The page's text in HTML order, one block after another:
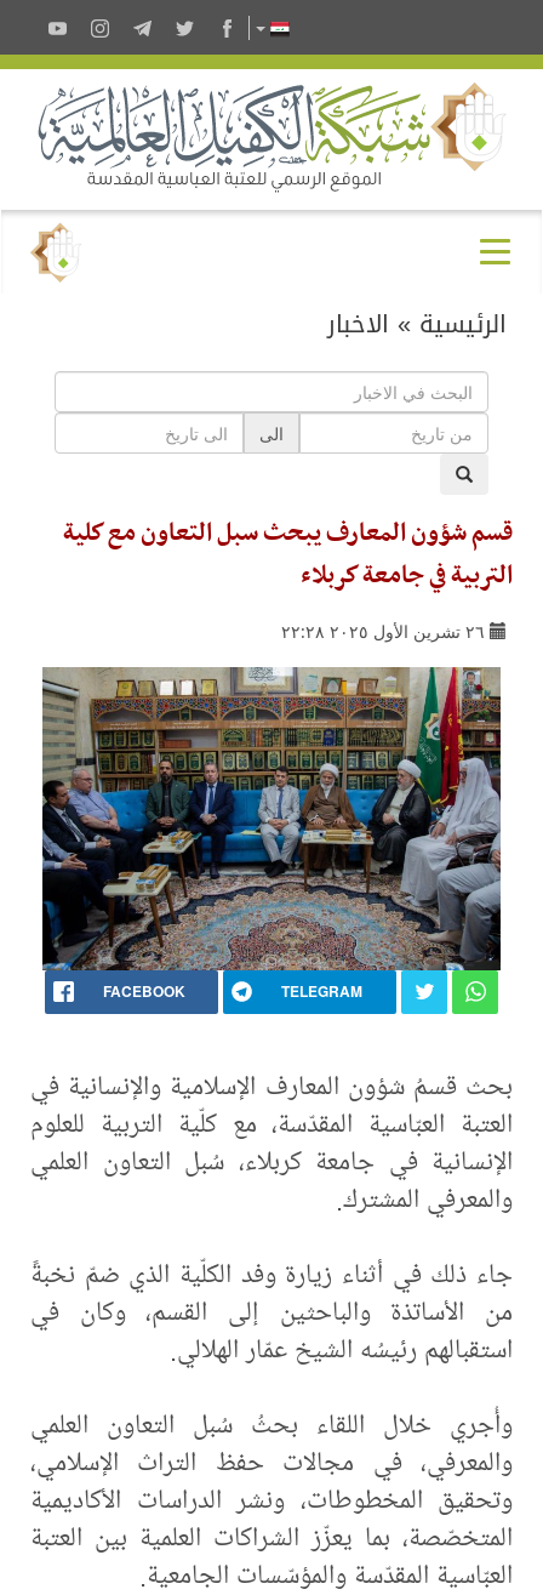
الرئيسية » الاخبار
الى
قسم شؤون المعارف يبحث سبل التعاون مع كلية
التربية في جامعة كربلاء
٢٦ تشرين الأول ٢٠٢٥ ٢٢:٢٨
FACEBOOK TELEGRAM
بحث قسمُ شؤون المعارف الإسلامية والإنسانية في
العتبة العبّاسية المقدّسة، مع كلّية التربية للعلوم
الإنسانية في جامعة كربلاء، سُبل التعاون العلمي
والمعرفي المشترك.
جاء ذلك في أثناء زيارة وفد الكلّية الذي ضمّ نخبةً
من الأساتذة والباحثين إلى القسم، وكان في
استقبالهم رئيسُه الشيخ عمّار الهلالي.
وأُجري خلال اللقاء بحثُ سُبل التعاون العلمي
والمعرفي، في مجالات حفظ التراث الإسلامي،
وتحقيق المخطوطات، ونشر الدراسات الأكاديمية
المتخصّصة، بما يعزّز الشراكات العلمية بين العتبة
العبّاسية المقدّسة والمؤسّسات الجامعية.